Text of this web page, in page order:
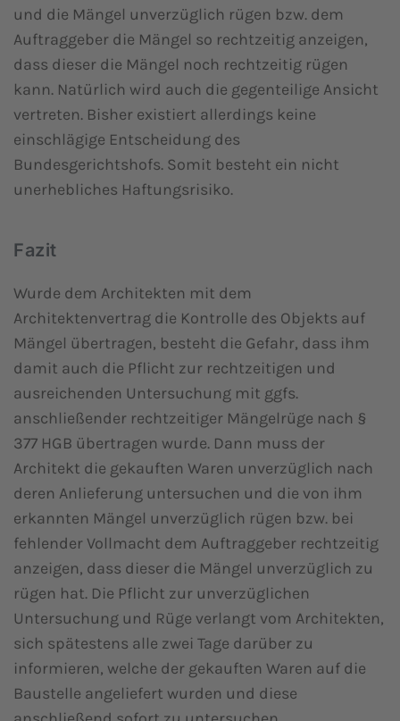
und die Mängel unverzüglich rügen bzw. dem
Auftraggeber die Mängel so rechtzeitig anzeigen,
dass dieser die Mängel noch rechtzeitig rügen
kann. Natürlich wird auch die gegenteilige Ansicht
vertreten. Bisher existiert allerdings keine
einschlägige Entscheidung des
Bundesgerichtshofs. Somit besteht ein nicht
unerhebliches Haftungsrisiko.
Fazit
Wurde dem Architekten mit dem
Architektenvertrag die Kontrolle des Objekts auf
Mängel übertragen, besteht die Gefahr, dass ihm
damit auch die Pflicht zur rechtzeitigen und
ausreichenden Untersuchung mit ggfs.
anschließender rechtzeitiger Mängelrüge nach §
377 HGB übertragen wurde. Dann muss der
Architekt die gekauften Waren unverzüglich nach
deren Anlieferung untersuchen und die von ihm
erkannten Mängel unverzüglich rügen bzw. bei
fehlender Vollmacht dem Auftraggeber rechtzeitig
anzeigen, dass dieser die Mängel unverzüglich zu
rügen hat. Die Pflicht zur unverzüglichen
Untersuchung und Rüge verlangt vom Architekten,
sich spätestens alle zwei Tage darüber zu
informieren, welche der gekauften Waren auf die
Baustelle angeliefert wurden und diese